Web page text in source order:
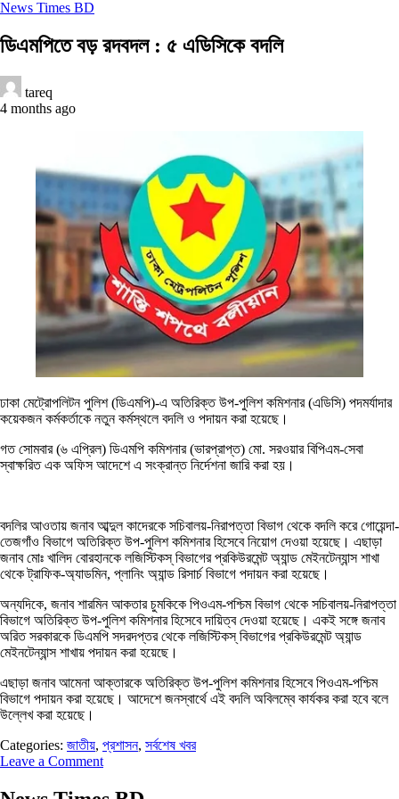
News Times BD
ডিএমপিতে বড় রদবদল : ৫ এডিসিকে বদলি
tareq
4 months ago
ঢাকা মেট্রোপলিটন পুলিশ (ডিএমপি)-এ অতিরিক্ত উপ-পুলিশ কমিশনার (এডিসি) পদমর্যাদার
কয়েকজন কর্মকর্তাকে নতুন কর্মস্থলে বদলি ও পদায়ন করা হয়েছে।
গত সোমবার (৬ এপ্রিল) ডিএমপি কমিশনার (ভারপ্রাপ্ত) মো. সরওয়ার বিপিএম-সেবা
স্বাক্ষরিত এক অফিস আদেশে এ সংক্রান্ত নির্দেশনা জারি করা হয়।
বদলির আওতায় জনাব আব্দুল কাদেরকে সচিবালয়-নিরাপত্তা বিভাগ থেকে বদলি করে গোয়েন্দা-
তেজগাঁও বিভাগে অতিরিক্ত উপ-পুলিশ কমিশনার হিসেবে নিয়োগ দেওয়া হয়েছে। এছাড়া
জনাব মোঃ খালিদ বোরহানকে লজিস্টিকস্ বিভাগের প্রকিউরমেন্ট অ্যান্ড মেইনটেন্যান্স শাখা
থেকে ট্রাফিক-অ্যাডমিন, প্লানিং অ্যান্ড রিসার্চ বিভাগে পদায়ন করা হয়েছে।
অন্যদিকে, জনাব শারমিন আকতার চুমকিকে পিওএম-পশ্চিম বিভাগ থেকে সচিবালয়-নিরাপত্তা
বিভাগে অতিরিক্ত উপ-পুলিশ কমিশনার হিসেবে দায়িত্ব দেওয়া হয়েছে। একই সঙ্গে জনাব
অরিত সরকারকে ডিএমপি সদরদপ্তর থেকে লজিস্টিকস্ বিভাগের প্রকিউরমেন্ট অ্যান্ড
মেইনটেন্যান্স শাখায় পদায়ন করা হয়েছে।
এছাড়া জনাব আমেনা আক্তারকে অতিরিক্ত উপ-পুলিশ কমিশনার হিসেবে পিওএম-পশ্চিম
বিভাগে পদায়ন করা হয়েছে। আদেশে জনস্বার্থে এই বদলি অবিলম্বে কার্যকর করা হবে বলে
উল্লেখ করা হয়েছে।
Categories: জাতীয়, প্রশাসন, সর্বশেষ খবর
Leave a Comment